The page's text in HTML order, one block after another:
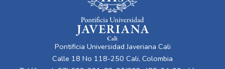
Pontificia Universidad Javeriana Cali
Calle 18 No 118-250 Cali, Colombia